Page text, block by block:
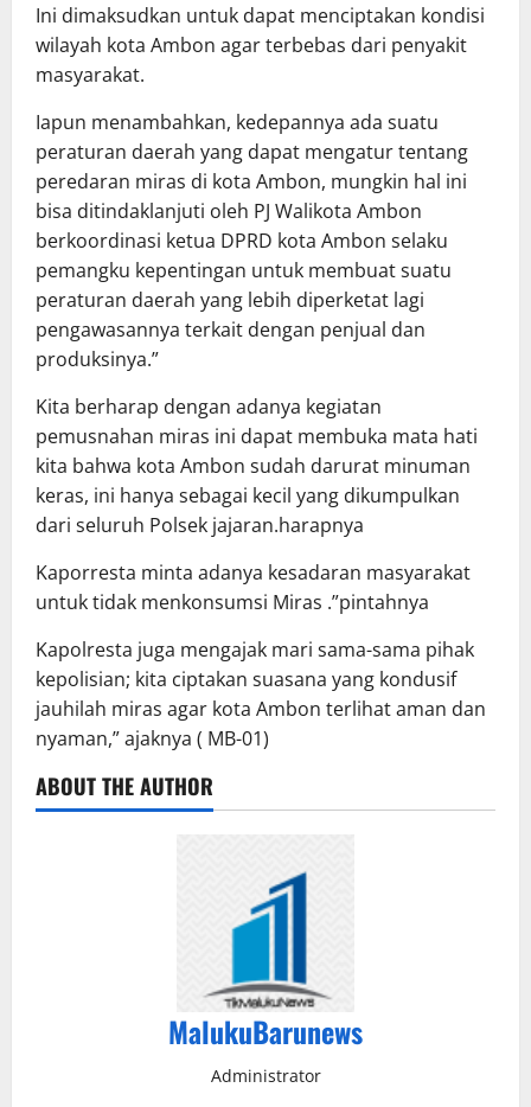
Ini dimaksudkan untuk dapat menciptakan kondisi
wilayah kota Ambon agar terbebas dari penyakit
masyarakat.
Iapun menambahkan, kedepannya ada suatu
peraturan daerah yang dapat mengatur tentang
peredaran miras di kota Ambon, mungkin hal ini
bisa ditindaklanjuti oleh PJ Walikota Ambon
berkoordinasi ketua DPRD kota Ambon selaku
pemangku kepentingan untuk membuat suatu
peraturan daerah yang lebih diperketat lagi
pengawasannya terkait dengan penjual dan
produksinya.”
Kita berharap dengan adanya kegiatan
pemusnahan miras ini dapat membuka mata hati
kita bahwa kota Ambon sudah darurat minuman
keras, ini hanya sebagai kecil yang dikumpulkan
dari seluruh Polsek jajaran.harapnya
Kaporresta minta adanya kesadaran masyarakat
untuk tidak menkonsumsi Miras .”pintahnya
Kapolresta juga mengajak mari sama-sama pihak
kepolisian; kita ciptakan suasana yang kondusif
jauhilah miras agar kota Ambon terlihat aman dan
nyaman,” ajaknya ( MB-01)
ABOUT THE AUTHOR
MalukuBarunews
Administrator